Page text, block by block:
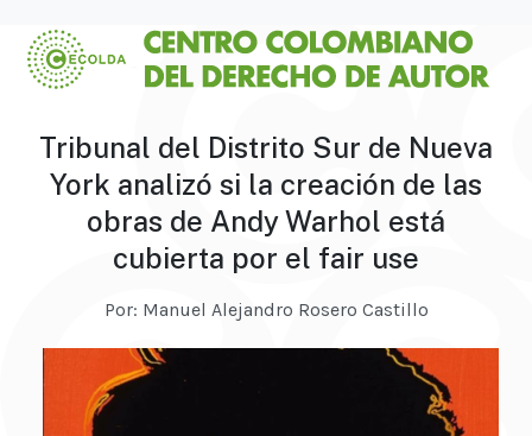
Tribunal del Distrito Sur de Nueva
York analizó si la creación de las
obras de Andy Warhol está
cubierta por el fair use
Por: Manuel Alejandro Rosero Castillo